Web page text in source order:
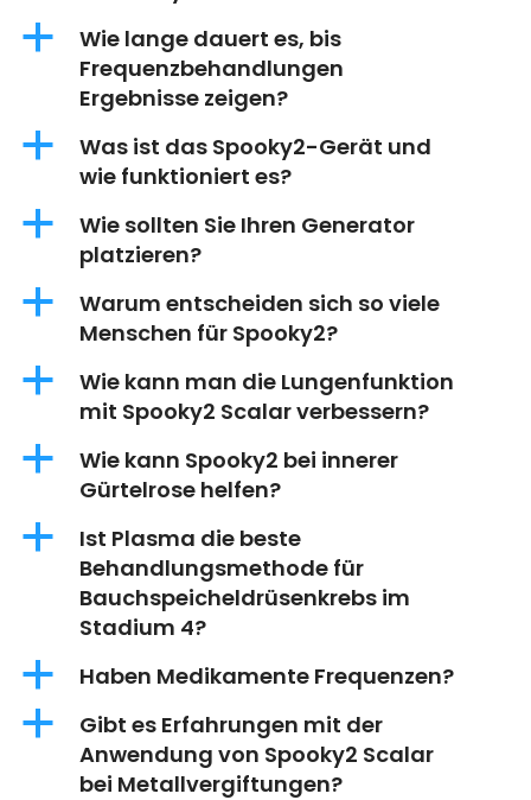
a
Wie lange dauert es, bis
Frequenzbehandlungen
Ergebnisse zeigen?
a
Was ist das Spooky2-Gerät und
wie funktioniert es?
a
Wie sollten Sie Ihren Generator
platzieren?
a
Warum entscheiden sich so viele
Menschen für Spooky2?
a
Wie kann man die Lungenfunktion
mit Spooky2 Scalar verbessern?
a
Wie kann Spooky2 bei innerer
Gürtelrose helfen?
a
Ist Plasma die beste
Behandlungsmethode für
Bauchspeicheldrüsenkrebs im
Stadium 4?
a Haben Medikamente Frequenzen?
a
Gibt es Erfahrungen mit der
Anwendung von Spooky2 Scalar
bei Metallvergiftungen?